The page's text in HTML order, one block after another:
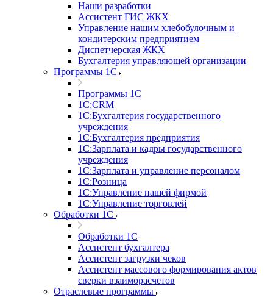
Наши разработки
Ассистент ГИС ЖКХ
Управление нашим хлебобулочным и
кондитерским предприятием
Диспетчерская ЖКХ
Бухгалтерия управляющей организации
Программы 1С
Программы 1С
1С:CRM
1С:Бухгалтерия государственного
учреждения
1С:Бухгалтерия предприятия
1С:Зарплата и кадры государственного
учреждения
1С:Зарплата и управление персоналом
1С:Розница
1С:Управление нашей фирмой
1С:Управление торговлей
Обработки 1С
Обработки 1С
Ассистент бухгалтера
Ассистент загрузки чеков
Ассистент массового формирования актов
сверки взаиморасчетов
Отраслевые программы